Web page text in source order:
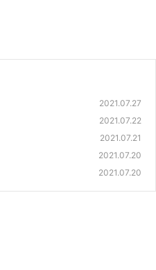
2021.07.27
2021.07.22
2021.07.21
2021.07.20
2021.07.20